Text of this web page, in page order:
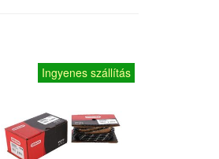
Ingyenes szállítás